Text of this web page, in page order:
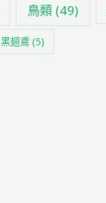
鳥類 (49)
黑翅鳶(5)